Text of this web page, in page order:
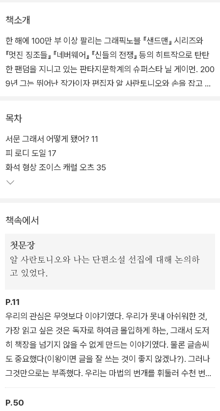
책소개
한 해에 100만 부 이상 팔리는 그래픽노블 『샌드맨』 시리즈와
『멋진 징조들』 『네버웨어』 『신들의 전쟁』 등의 히트작으로 탄탄
한 팬덤을 지니고 있는 판타지문학계의 슈퍼스타 닐 게이먼. 200
9년 그는 뛰어난 작가이자 편집자 알 사란토니오와 손을 잡고 영
를 기획했다.
『블론드』의 조이스 캐럴 오츠, 『파이트 클럽』의 척 팔라닉, 『마이
시스터즈 키퍼』의 조디 피코 등 내로라하는 작가진이 참여했으
며, 판타지, 호러, SF 등의 장르색 뚜렷한 작품뿐 아니라 범죄 스
릴러, 심리 서스펜스, 휴먼드라마 등 각양각색의 특색을 지닌 스
러지 부문과 단편소설 부문을 수상했다.
목차
서문 그래서 어떻게 됐어? 11
피 로디 도일 17
화석 형상 조이스 캐럴 오츠 35
책속에서
첫문장
알 사란토니오와 나는 단편소설 선집에 대해 논의하
고 있었다.
P.11
우리의 관심은 무엇보다 이야기였다. 우리가 못내 아쉬워한 것,
가장 읽고 싶은 것은 독자로 하여금 몰입하게 하는, 그래서 도저
히 책장을 넘기지 않을 수 없게 만드는 이야기였다. 물론 글솜씨
도 중요했다(이왕이면 글을 잘 쓰는 것이 좋지 않겠나?). 그러나
그것만으로는 부족했다. 우리는 마법의 번개를 휘둘러 수천 번도
더 보았던 것을 마치 난생처음 보는 것처럼 펼쳐 보이는 그런 이
야기가 읽고 싶었다. 그것이 우리가 꿈꾸는 이야기였다. (「서문」)
P.50